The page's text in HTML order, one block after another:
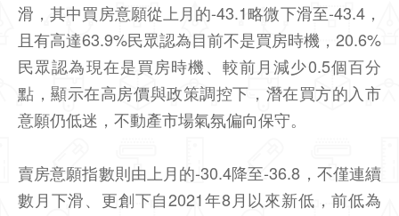
滑，其中買房意願從上月的-43.1略微下滑至-43.4，
且有高達63.9%民眾認為目前不是買房時機，20.6%
民眾認為現在是買房時機、較前月減少0.5個百分
點，顯示在高房價與政策調控下，潛在買方的入市
意願仍低迷，不動產市場氣氛偏向保守。
賣房意願指數則由上月的-30.4降至-36.8，不僅連續
數月下滑、更創下自2021年8月以來新低，前低為